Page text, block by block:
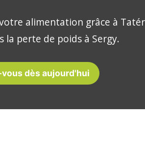
alimentation grâce à
la perte de poids à Sergy.
dès aujourd'hui